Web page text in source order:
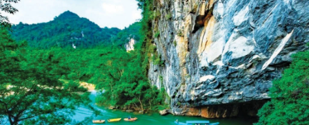
SPORT
FRANCOPHONIE
PAYS NATAL